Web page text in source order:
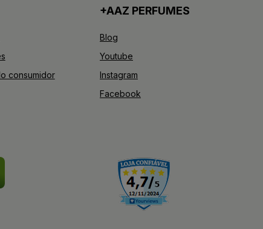
consumidor
+AAZ PERFUMES
Blog
Youtube
Instagram
Facebook